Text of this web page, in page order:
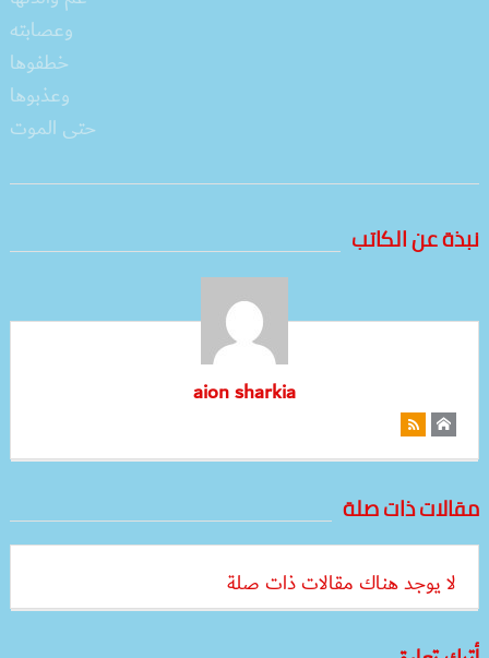
نبذة عن الكاتب
aion sharkia
مقالات ذات صلة
لا يوجد هناك مقالات ذات صلة